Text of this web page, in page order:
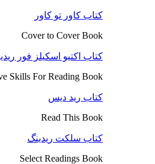
کتاب کاور تو کاور
Cover to Cover Book
کتاب اکتیو اسکیلز فور
Skills For Reading Book
کتاب رید دیس
Read This Book
کتاب سلکت ریدینگ
Select Readings Book